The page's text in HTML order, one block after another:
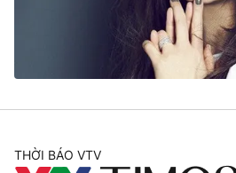
Câu chuyện quốc tế
Thị trường
Góc doanh nghiệp
Dữ liệu và đời sống
Truyền hình
Phim VTV
Giải trí
THỜI BÁO VTV